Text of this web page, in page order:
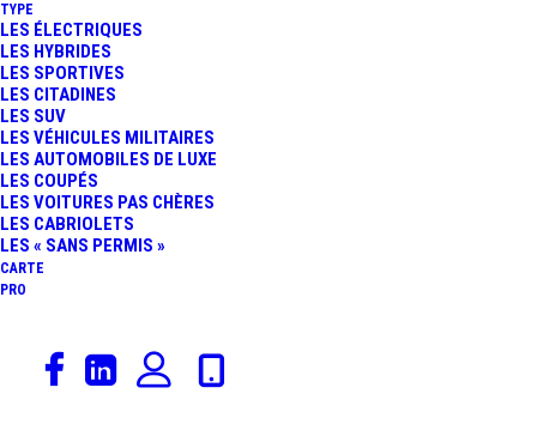
TYPE
LES ÉLECTRIQUES
LES HYBRIDES
LES SPORTIVES
LES CITADINES
LES SUV
LES VÉHICULES MILITAIRES
LES AUTOMOBILES DE LUXE
LES COUPÉS
LES VOITURES PAS CHÈRES
LES CABRIOLETS
LES « SANS PERMIS »
CARTE
PRO
Quel passionné d’automobile n’a jamais rêvé de posséder
une Hypercar ou Supercar. Les maquettes et autres